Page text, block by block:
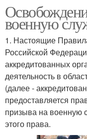
военную
1. Настоящие
Российской
аккредитованных
деятельность в
(далее -
предоставляется
призыва на военную
этого права.